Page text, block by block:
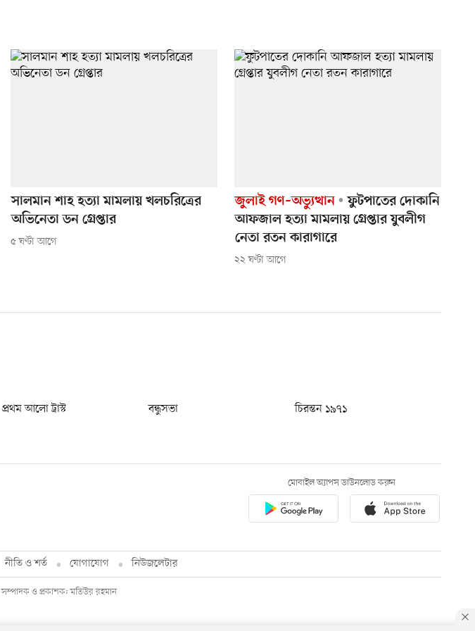
সালমান শাহ হত্যা মামলায় খলচরিত্রের
অভিনেতা ডন গ্রেপ্তার
৫ ঘণ্টা আগে
জুলাই গণ–অভ্যুত্থান
ফুটপাতের দোকানি
আফজাল হত্যা মামলায় গ্রেপ্তার যুবলীগ
নেতা রতন কারাগারে
২২ ঘণ্টা আগে
প্রথম আলো ট্রাস্ট বন্ধুসভা
চিরন্তন ১৯৭১
মোবাইল অ্যাপস ডাউনলোড করুন
নীতি ও শর্ত যোগাযোগ নিউজলেটার
সম্পাদক ও প্রকাশক: মতিউর রহমান